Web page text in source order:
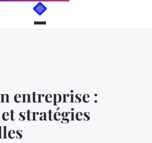
entreprise :
stratégies